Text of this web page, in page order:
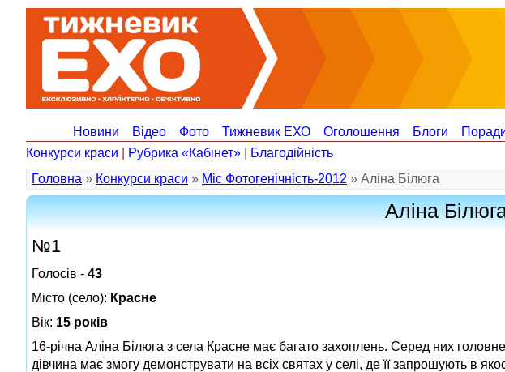
Новини Відео Фото Тижневик ЕХО Оголошення Блоги
Конкурси краси
Рубрика «Кабінет»
Благодійність
Головна » Конкурси краси » Міс Фотогенічність-2012 » Аліна Білюга
Аліна
№1
Голосів - 43
Місто (село): Красне
Вік: 15 років
16-річна Аліна Білюга з села Красне має багато захоплень. Серед них
дівчина має змогу демонструвати на всіх святах у селі, де її запрошують в